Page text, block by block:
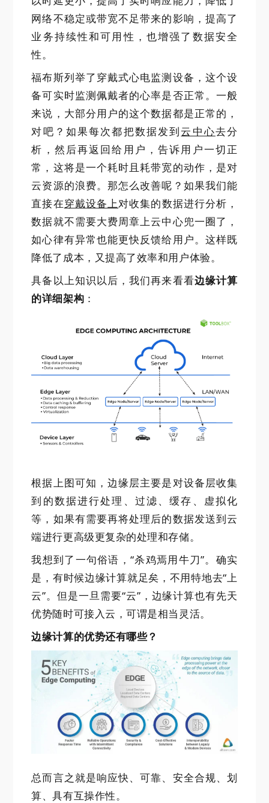
网络不稳定或带宽不足带来的影响，提高了
业务持续性和可用性，也增强了数据安全
性。
福布斯列举了穿戴式心电监测设备，这个设
备可实时监测佩戴者的心率是否正常。一般
来说，大部分用户的这个数据都是正常的，
对吧？如果每次都把数据发到云中心去分
析，然后再返回给用户，告诉用户一切正
常，这将是一个耗时且耗带宽的动作，是对
云资源的浪费。那怎么改善呢？如果我们能
直接在穿戴设备上对收集的数据进行分析，
数据就不需要大费周章上云中心兜一圈了，
如心律有异常也能更快反馈给用户。这样既
降低了成本，又提高了效率和用户体验。
具备以上知识以后，我们再来看看边缘计算
的详细架构 ：
根据上图可知，边缘层主要是对设备层收集
到的数据进行处理、过滤、缓存、虚拟化
等，如果有需要再将处理后的数据发送到云
端进行更高级更复杂的处理和存储。
我想到了一句俗语，“杀鸡焉用牛刀”。确实
是，有时候边缘计算就足矣，不用特地去“上
云”。但是一旦需要“云”，边缘计算也有先天
优势随时可接入云，可谓是相当灵活。
边缘计算的优势还有哪些？
总而言之就是响应快、可靠、安全合规、划
算、具有互操作性。